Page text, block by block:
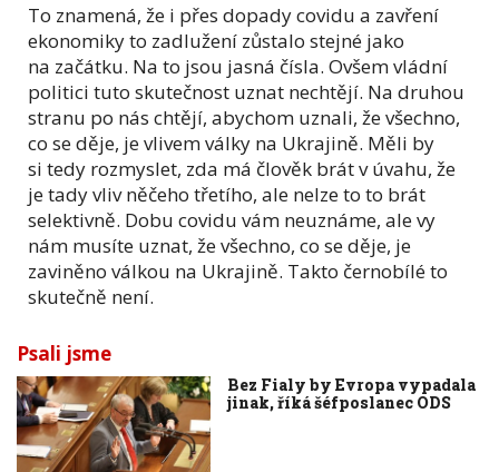
To znamená, že i přes dopady covidu a zavření
ekonomiky to zadlužení zůstalo stejné jako
na začátku. Na to jsou jasná čísla. Ovšem vládní
politici tuto skutečnost uznat nechtějí. Na druhou
stranu po nás chtějí, abychom uznali, že všechno,
co se děje, je vlivem války na Ukrajině. Měli by
si tedy rozmyslet, zda má člověk brát v úvahu, že
je tady vliv něčeho třetího, ale nelze to to brát
selektivně. Dobu covidu vám neuznáme, ale vy
nám musíte uznat, že všechno, co se děje, je
zaviněno válkou na Ukrajině. Takto černobílé to
skutečně není.
Psali jsme
Bez Fialy by Evropa vypadala
jinak, říká šéfposlanec ODS